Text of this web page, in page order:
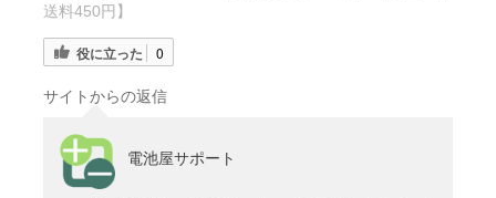
送料450円】
役に立った 0
サイトからの返信
電池屋サポート